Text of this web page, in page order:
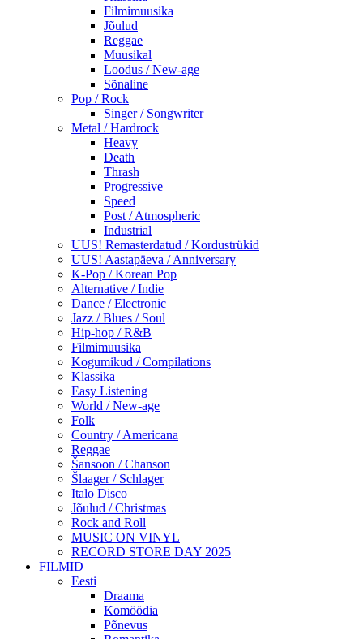
Filmimuusika
Jõulud
Reggae
Muusikal
Loodus / New-age
Sõnaline
Pop / Rock
Singer / Songwriter
Metal / Hardrock
Heavy
Death
Thrash
Progressive
Speed
Post / Atmospheric
Industrial
UUS! Remasterdatud / Kordustrükid
UUS! Aastapäeva / Anniversary
K-Pop / Korean Pop
Alternative / Indie
Dance / Electronic
Jazz / Blues / Soul
Hip-hop / R&B
Filmimuusika
Kogumikud / Compilations
Klassika
Easy Listening
World / New-age
Folk
Country / Americana
Reggae
Šansoon / Chanson
Šlaager / Schlager
Italo Disco
Jõulud / Christmas
Rock and Roll
MUSIC ON VINYL
RECORD STORE DAY 2025
FILMID
Eesti
Draama
Komöödia
Põnevus